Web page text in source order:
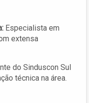
Especialista em
extensa
do Sinduscon Sul
técnica na área.